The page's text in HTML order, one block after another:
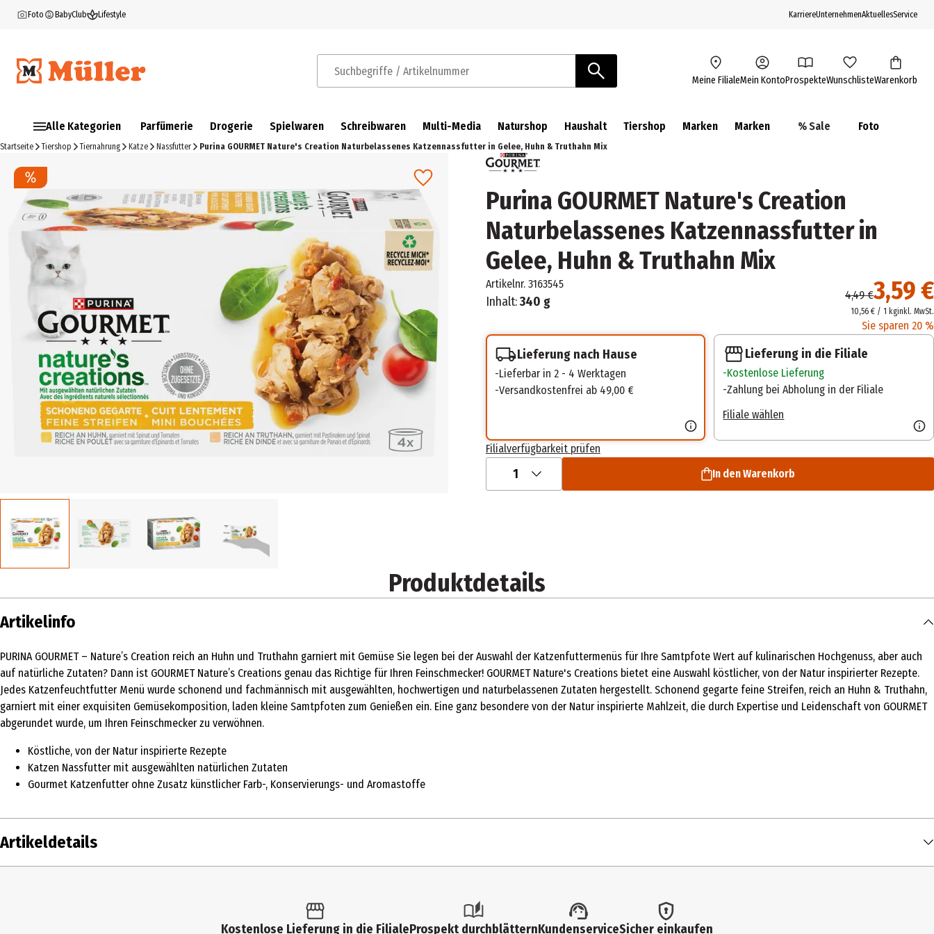
Foto BabyClub Lifestyle KarriereUnternehmenAktuellesService
Suchbegriffe / Artikelnummer Meine FilialeMein KontoProspekteWunschlisteWarenkorb
Alle Kategorien Parfümerie Drogerie Spielwaren Schreibwaren Multi-Media Naturshop Haushalt Tiershop Marken Marken % Sale Foto
Startseite Tiershop Tiernahrung Katze Nassfutter Purina GOURMET Nature's Creation Naturbelassenes Katzennassfutter in Gelee, Huhn & Truthahn Mix
Purina GOURMET Nature's Creation
Naturbelassenes Katzennassfutter in
Gelee, Huhn & Truthahn Mix
Artikelnr. 3163545
Inhalt:340 g 3,59 €
4,49 €
10,56 € / 1 kginkl. MwSt.
Sie sparen 20 %
Lieferung nach Hause
Lieferbar in 2 - 4 Werktagen
Versandkostenfrei ab 49,00 €
Lieferung in die Filiale
Kostenlose Lieferung
Zahlung bei Abholung in der Filiale
Filiale wählen
Filialverfügbarkeit prüfen
1 In den Warenkorb
Produktdetails
Artikelinfo
PURINA GOURMET – Nature’s Creation reich an Huhn und Truthahn garniert mit Gemüse Sie legen bei der Auswahl der Katzenfuttermenüs für Ihre Samtpfote Wert auf kulinarischen Hochgenuss, aber auch
auf natürliche Zutaten? Dann ist GOURMET Nature’s Creations genau das Richtige für Ihren Feinschmecker! GOURMET Nature's Creations bietet eine Auswahl köstlicher, von der Natur inspirierter Rezepte.
Jedes Katzenfeuchtfutter Menü wurde schonend und fachmännisch mit ausgewählten, hochwertigen und naturbelassenen Zutaten hergestellt. Schonend gegarte feine Streifen, reich an Huhn & Truthahn,
garniert mit einer exquisiten Gemüsekomposition, laden kleine Samtpfoten zum Genießen ein. Eine ganz besondere von der Natur inspirierte Mahlzeit, die durch Expertise und Leidenschaft von GOURMET
abgerundet wurde, um Ihren Feinschmecker zu verwöhnen.
Köstliche, von der Natur inspirierte Rezepte
Katzen Nassfutter mit ausgewählten natürlichen Zutaten
Gourmet Katzenfutter ohne Zusatz künstlicher Farb-, Konservierungs- und Aromastoffe
Artikeldetails
Kostenlose Lieferung in die FilialeProspekt durchblätternKundenserviceSicher einkaufen